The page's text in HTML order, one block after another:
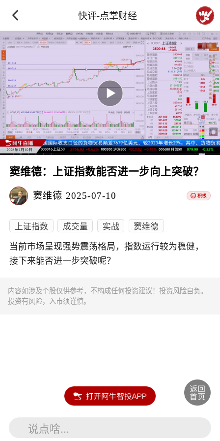
快评-点掌财经
窦维德：上证指数能否进一步向上突破？
窦维德 2025-07-10
上证指数 成交量 实战 窦维德
当前市场呈现强势震荡格局，指数运行较为稳健，
接下来能否进一步突破呢？
内容如涉及个股仅供参考，不构成任何投资建议！投资风险自负。
投资有风险，入市须谨慎。
说点啥...